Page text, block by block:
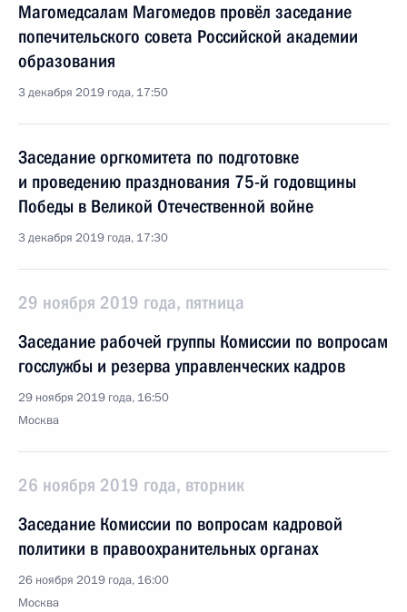
Магомедсалам Магомедов провёл заседание
попечительского совета Российской академии
образования
3 декабря 2019 года, 17:50
Заседание оргкомитета по подготовке
и проведению празднования 75-й годовщины
Победы в Великой Отечественной войне
3 декабря 2019 года, 17:30
29 ноября 2019 года, пятница
Заседание рабочей группы Комиссии по вопросам
госслужбы и резерва управленческих кадров
29 ноября 2019 года, 16:50
Москва
26 ноября 2019 года, вторник
Заседание Комиссии по вопросам кадровой
политики в правоохранительных органах
26 ноября 2019 года, 16:00
Москва